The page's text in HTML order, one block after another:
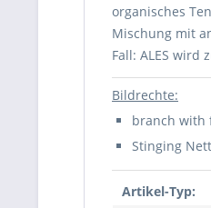
organisches
Mischung mit
Fall: ALES wird
Bildrechte:
branch with
Stinging
Artikel-Typ: